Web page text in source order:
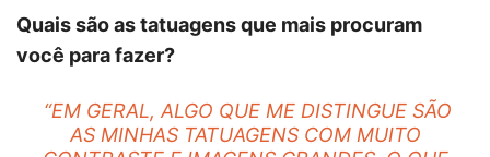
Quais são as tatuagens que mais procuram
você para fazer?
“EM GERAL, ALGO QUE ME DISTINGUE SÃO
AS MINHAS TATUAGENS COM MUITO